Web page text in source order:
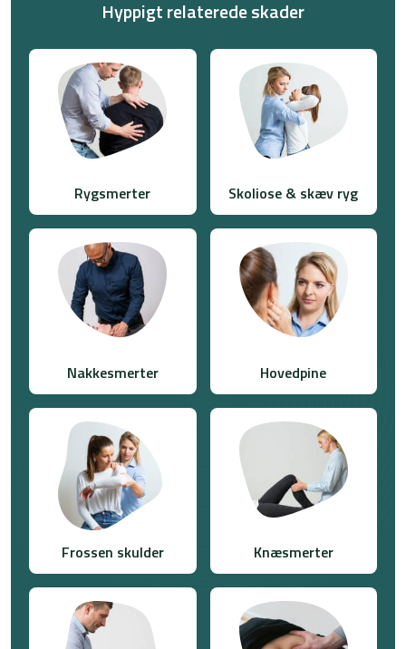
Hyppigt relaterede skader
Rygsmerter Skoliose & skæv ryg
Nakkesmerter Hovedpine
Frossen skulder Knæsmerter